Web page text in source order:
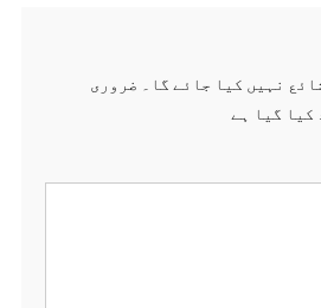
نہیں کیا جائے گا۔
ضروری
کیا گیا ہے